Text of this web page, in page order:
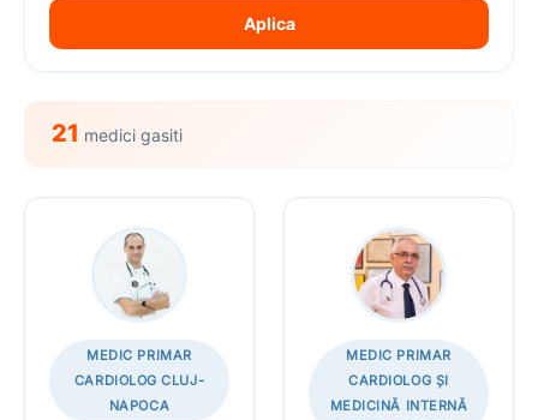
Aplica
21 medici gasiti
MEDIC PRIMAR
CARDIOLOG CLUJ-
NAPOCA
MEDIC PRIMAR
CARDIOLOG ȘI
MEDICINĂ INTERNĂ